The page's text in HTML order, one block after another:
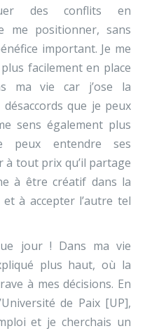
des conflits en
me positionner, sans
important. Je me
facilement en place
ma vie car j’ose la
que je peux
sens également plus
peux entendre ses
tout prix qu’il partage
à être créatif dans la
à accepter l’autre tel
jour ! Dans ma vie
plus haut, où la
à mes décisions. En
de Paix [UP],
et je cherchais un